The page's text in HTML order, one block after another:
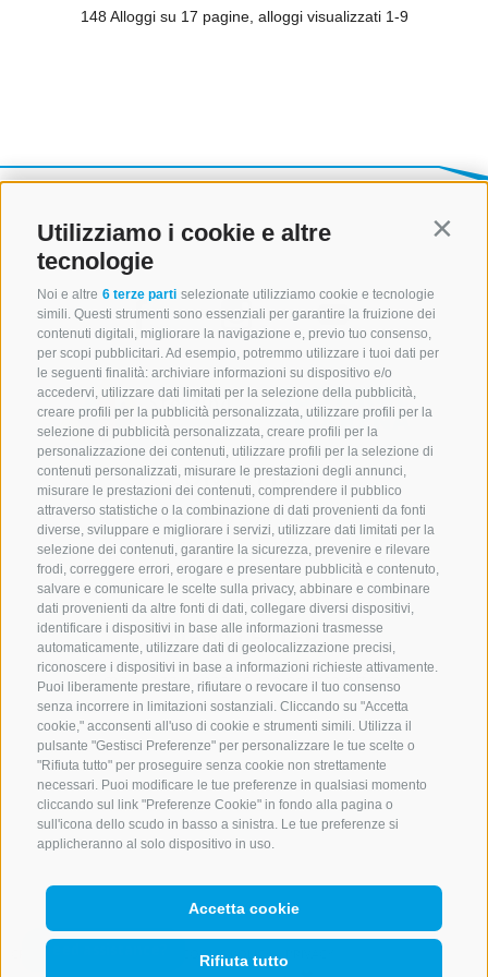
Utilizziamo i cookie e altre
tecnologie
Noi e altre 6 terze parti selezionate utilizziamo cookie e tecnologie
simili. Questi strumenti sono essenziali per garantire la fruizione dei
contenuti digitali, migliorare la navigazione e, previo tuo consenso,
per scopi pubblicitari. Ad esempio, potremmo utilizzare i tuoi dati per
le seguenti finalità: archiviare informazioni su dispositivo e/o
accedervi, utilizzare dati limitati per la selezione della pubblicità,
creare profili per la pubblicità personalizzata, utilizzare profili per la
selezione di pubblicità personalizzata, creare profili per la
personalizzazione dei contenuti, utilizzare profili per la selezione di
contenuti personalizzati, misurare le prestazioni degli annunci,
misurare le prestazioni dei contenuti, comprendere il pubblico
attraverso statistiche o la combinazione di dati provenienti da fonti
diverse, sviluppare e migliorare i servizi, utilizzare dati limitati per la
selezione dei contenuti, garantire la sicurezza, prevenire e rilevare
frodi, correggere errori, erogare e presentare pubblicità e contenuto,
salvare e comunicare le scelte sulla privacy, abbinare e combinare
dati provenienti da altre fonti di dati, collegare diversi dispositivi,
identificare i dispositivi in base alle informazioni trasmesse
automaticamente, utilizzare dati di geolocalizzazione precisi,
riconoscere i dispositivi in base a informazioni richieste attivamente.
Puoi liberamente prestare, rifiutare o revocare il tuo consenso
senza incorrere in limitazioni sostanziali. Cliccando su "Accetta
cookie," acconsenti all'uso di cookie e strumenti simili. Utilizza il
pulsante "Gestisci Preferenze" per personalizzare le tue scelte o
"Rifiuta tutto" per proseguire senza cookie non strettamente
necessari. Puoi modificare le tue preferenze in qualsiasi momento
cliccando sul link "Preferenze Cookie" in fondo alla pagina o
sull'icona dello scudo in basso a sinistra. Le tue preferenze si
applicheranno al solo dispositivo in uso.
Accetta cookie
Rifiuta tutto
CONTATTACI
+39 0472 765 521
info@montecavallo.com
NEWSLETTER
Rimani aggiornato sulle nostre offerte
Registrati
COOKIE POLICY